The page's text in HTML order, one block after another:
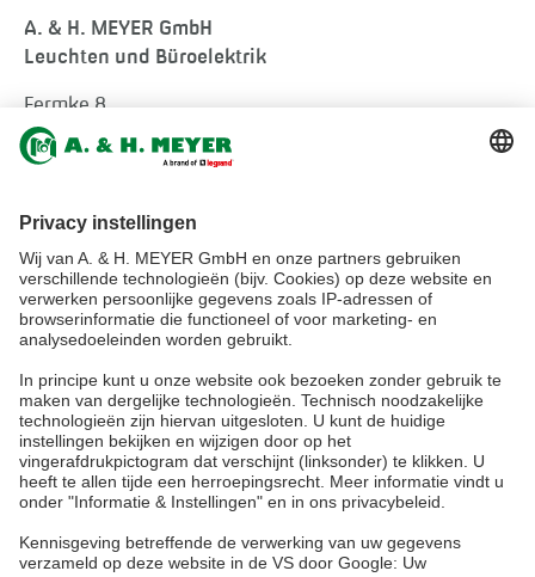
A. & H. MEYER GmbH
Leuchten und Büroelektrik
Fermke 8
32694 Dörentrup
Germany
info@ah-meyer.de
MALEISIË
A. & H. MEYER Sdn. Bhd.
528797-M
No. 3, Jalan Astaka U8/84
Section U8, Bukit Jelutong
40150 Shah Alam, Selangor
Malaysia